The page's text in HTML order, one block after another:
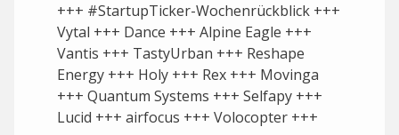
+++ #StartupTicker-Wochenrückblick +++
Vytal +++ Dance +++ Alpine Eagle +++
Vantis +++ TastyUrban +++ Reshape
Energy +++ Holy +++ Rex +++ Movinga
+++ Quantum Systems +++ Selfapy +++
Lucid +++ airfocus +++ Volocopter +++